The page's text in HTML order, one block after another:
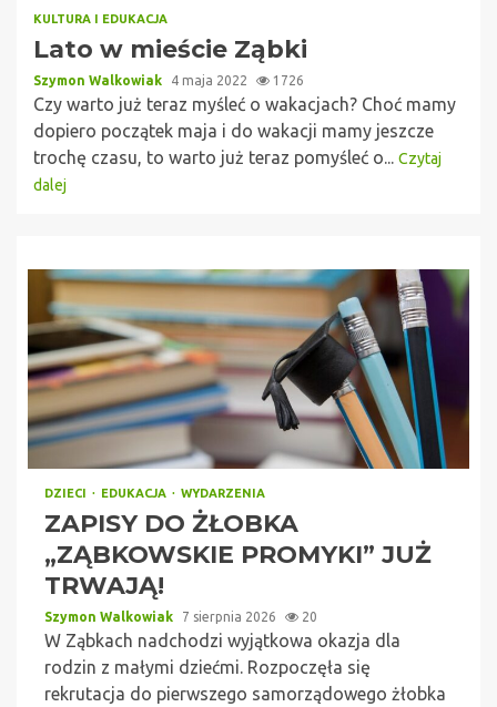
KULTURA I EDUKACJA
Lato w mieście Ząbki
Szymon Walkowiak 4 maja 2022 1726
Czy warto już teraz myśleć o wakacjach? Choć mamy
dopiero początek maja i do wakacji mamy jeszcze
trochę czasu, to warto już teraz pomyśleć o... Czytaj
dalej
DZIECI EDUKACJA WYDARZENIA
ZAPISY DO ŻŁOBKA
„ZĄBKOWSKIE PROMYKI” JUŻ
TRWAJĄ!
Szymon Walkowiak 7 sierpnia 2026 20
W Ząbkach nadchodzi wyjątkowa okazja dla
rodzin z małymi dziećmi. Rozpoczęła się
rekrutacja do pierwszego samorządowego żłobka